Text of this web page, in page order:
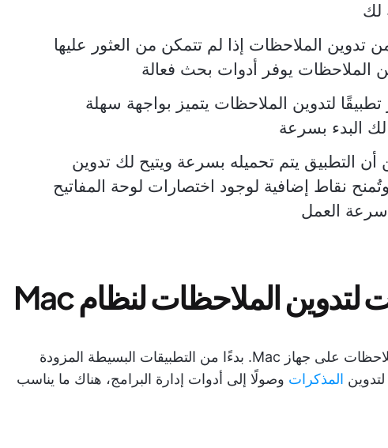
لك
تدوين الملاحظات إذا لم تتمكن من العثور عليها
الملاحظات يوفر أدوات بحث فعالة
تطبيقًا لتدوين الملاحظات يتميز بواجهة سهلة
لك البدء بسرعة
أن التطبيق يتم تحميله بسرعة ويتيح لك تدوين
نقاط إضافية لوجود اختصارات لوحة المفاتيح
سرعة العمل
إليك أفضل التطبيقات لتدوين الملاحظات على جهاز Mac. بدءًا من التطبيقات البسيطة المزودة
المذكرات وصولًا إلى أدوات إدارة البرامج، هناك ما يناسب